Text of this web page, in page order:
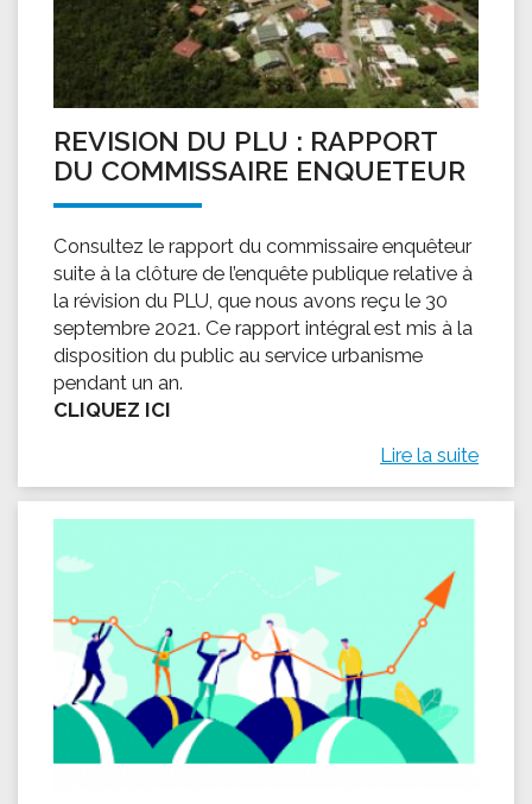
REVISION DU PLU : RAPPORT
DU COMMISSAIRE ENQUETEUR
Consultez le rapport du commissaire enquêteur
suite à la clôture de l’enquête publique relative à
la révision du PLU, que nous avons reçu le 30
septembre 2021. Ce rapport intégral est mis à la
disposition du public au service urbanisme
pendant un an.
CLIQUEZ ICI
Lire la suite